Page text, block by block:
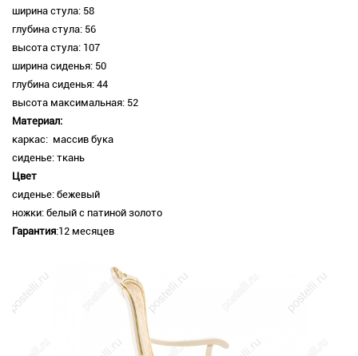
ширина стула: 58
глубина стула: 56
высота стула: 107
ширина сиденья: 50
глубина сиденья: 44
высота максимальная: 52
Материал:
каркас: массив бука
сиденье: ткань
Цвет
сиденье: бежевый
ножки: белый с патиной золото
Гарантия:12 месяцев